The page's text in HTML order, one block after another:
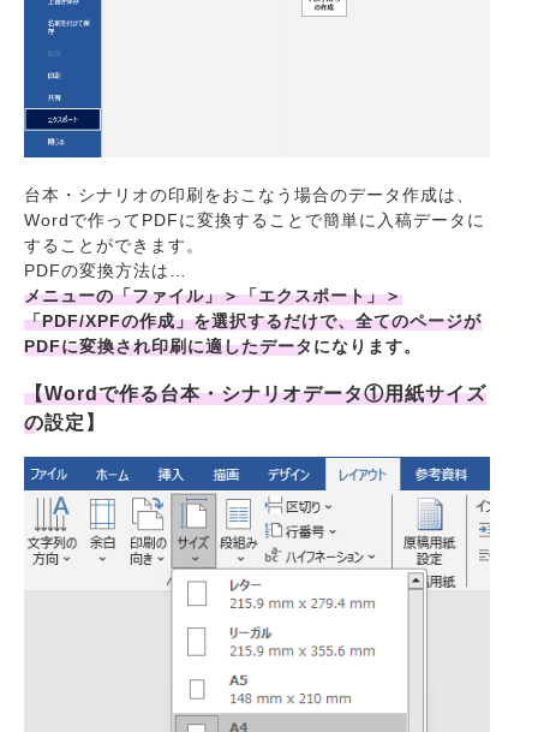
台本・シナリオの印刷をおこなう場合のデータ作成は、
Wordで作ってPDFに変換することで簡単に入稿データに
することができます。
PDFの変換方法は…
メニューの「ファイル」＞「エクスポート」＞
「PDF/XPFの作成」を選択するだけで、全てのページが
PDFに変換され印刷に適したデータになります。
【Wordで作る台本・シナリオデータ①用紙サイズ
の設定】